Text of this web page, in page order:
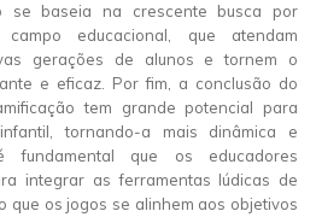
se baseia na crescente busca por
educacional, que atendam
gerações de alunos e tornem o
e eficaz. Por fim, a conclusão do
tem grande potencial para
tornando-a mais dinâmica e
fundamental que os educadores
integrar as ferramentas lúdicas de
que os jogos se alinhem aos objetivos